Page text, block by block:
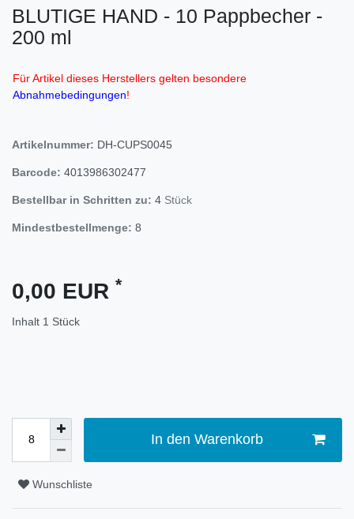
BLUTIGE HAND - 10 Pappbecher -
200 ml
Für Artikel dieses Herstellers gelten besondere
Abnahmebedingungen!
Artikelnummer: DH-CUPS0045
Barcode: 4013986302477
Bestellbar in Schritten zu: 4 Stück
Mindestbestellmenge: 8
0,00 EUR *
Inhalt 1 Stück
In den Warenkorb
Wunschliste